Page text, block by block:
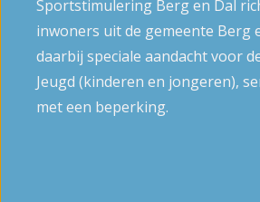
Sportstimulering Berg en Dal
inwoners uit de gemeente Berg
daarbij speciale aandacht voor
Jeugd (kinderen en jongeren),
met een beperking.